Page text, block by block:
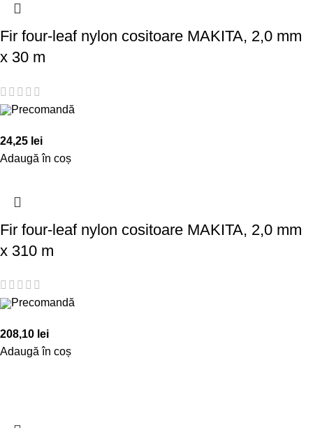
Fir four-leaf nylon cositoare MAKITA, 2,0 mm
x 30 m
Precomandă
24,25 lei
Adaugă în coș
Fir four-leaf nylon cositoare MAKITA, 2,0 mm
x 310 m
Precomandă
208,10 lei
Adaugă în coș